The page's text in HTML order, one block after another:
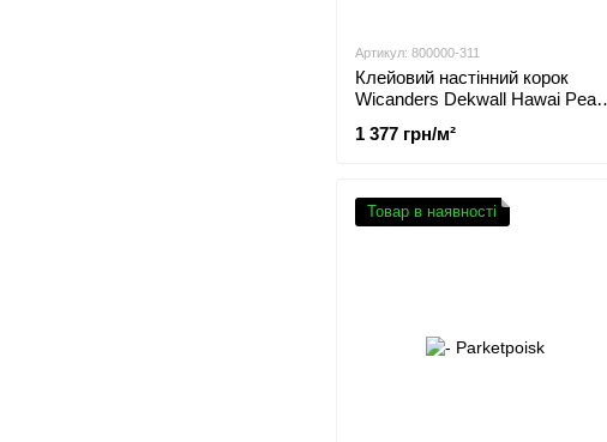
Артикул: 800000-311
Клейовий настінний корок
Wicanders Dekwall Hawai Pearl
1 377 грн/м²
Товар в наявності